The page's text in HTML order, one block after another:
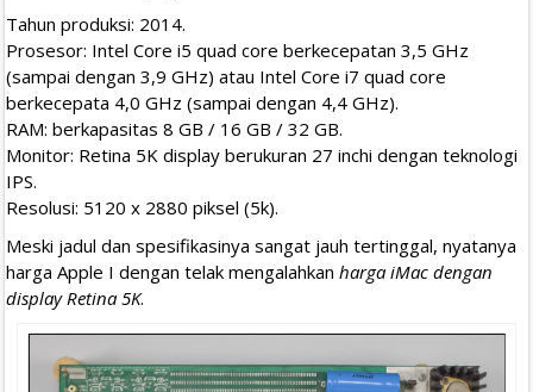
Tahun produksi: 2014.
Prosesor: Intel Core i5 quad core berkecepatan 3,5 GHz
(sampai dengan 3,9 GHz) atau Intel Core i7 quad core
berkecepata 4,0 GHz (sampai dengan 4,4 GHz).
RAM: berkapasitas 8 GB / 16 GB / 32 GB.
Monitor: Retina 5K display berukuran 27 inchi dengan teknologi
IPS.
Resolusi: 5120 x 2880 piksel (5k).
Meski jadul dan spesifikasinya sangat jauh tertinggal, nyatanya
harga Apple I dengan telak mengalahkan harga iMac dengan
display Retina 5K.